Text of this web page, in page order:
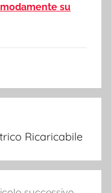
su
Ricaricabile